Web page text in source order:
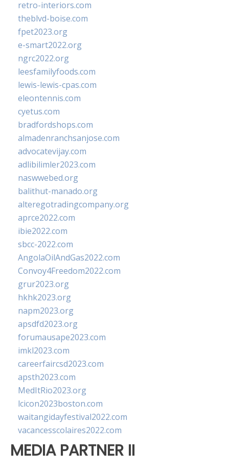
retro-interiors.com
theblvd-boise.com
fpet2023.org
e-smart2022.org
ngrc2022.org
leesfamilyfoods.com
lewis-lewis-cpas.com
eleontennis.com
cyetus.com
bradfordshops.com
almadenranchsanjose.com
advocatevijay.com
adlibilimler2023.com
naswwebed.org
balithut-manado.org
alteregotradingcompany.org
aprce2022.com
ibie2022.com
sbcc-2022.com
AngolaOilAndGas2022.com
Convoy4Freedom2022.com
grur2023.org
hkhk2023.org
napm2023.org
apsdfd2023.org
forumausape2023.com
imkl2023.com
careerfaircsd2023.com
apsth2023.com
MedItRio2023.org
lcicon2023boston.com
waitangidayfestival2022.com
vacancesscolaires2022.com
MEDIA PARTNER II